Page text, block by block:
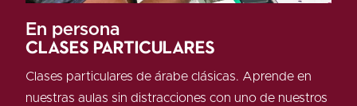
En persona
Clases particulares
Clases particulares de árabe clásicas. Aprende en
nuestras aulas sin distracciones con uno de nuestros